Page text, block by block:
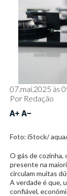
07.mai.2025 às
Por Redação
Foto: iStock/
O gás de
presente na
circulam muitas
A verdade é que,
confiável,